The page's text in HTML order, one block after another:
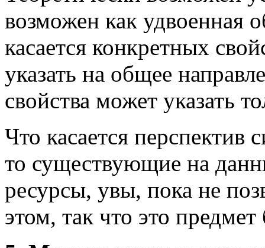
возможен как удвоенная
касается конкретных
указать на общее
свойства может указать
Что касается перспектив
то существующие на
ресурсы, увы, пока не
этом, так что это